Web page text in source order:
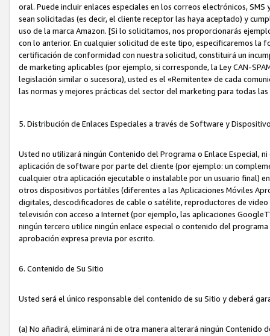
oral. Puede incluir enlaces especiales en los correos electrónicos,
sean solicitadas (es decir, el cliente receptor las haya aceptado) y
uso de la marca Amazon. [Si lo solicitamos, nos proporcionarás
con lo anterior. En cualquier solicitud de este tipo, especificaremos
certificación de conformidad con nuestra solicitud, constituirá un
de marketing aplicables (por ejemplo, si corresponde, la Ley CAN-
legislación similar o sucesora), usted es el «Remitente» de cada
las normas y mejores prácticas del sector del marketing para todas
5. Distribución de Enlaces Especiales a través de Software y
Usted no utilizará ningún Contenido del Programa o Enlace Especial,
aplicación de software por parte del cliente (por ejemplo: un
cualquier otra aplicación ejecutable o instalable por un usuario final)
otros dispositivos portátiles (diferentes a las Aplicaciones Móviles
digitales, descodificadores de cable o satélite, reproductores de
televisión con acceso a Internet (por ejemplo, las aplicaciones
ningún tercero utilice ningún enlace especial o contenido del
aprobación expresa previa por escrito.
6. Contenido de Su Sitio
Usted será el único responsable del contenido de su Sitio y deberá
(a) No añadirá, eliminará ni de otra manera alterará ningún